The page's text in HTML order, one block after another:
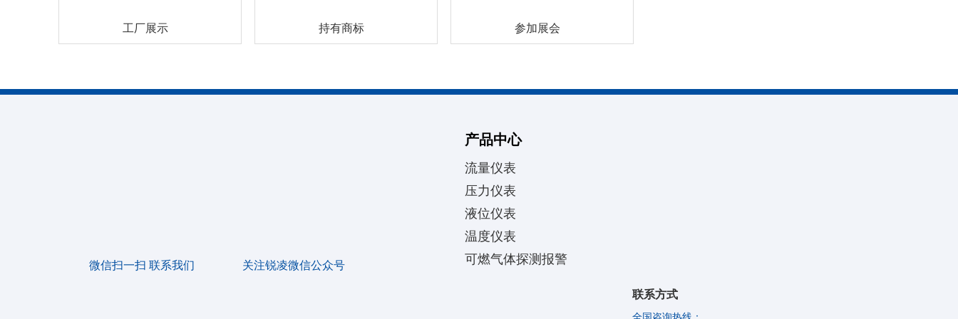
工厂展示 持有商标 参加展会
微信扫一扫 联系我们 关注锐凌微信公众号
产品中心
流量仪表
压力仪表
液位仪表
温度仪表
可燃气体探测报警
联系方式